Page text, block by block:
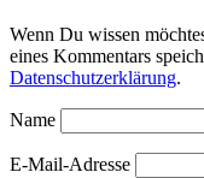
Wenn Du wissen
eines Kommentars
Datenschutzerklärung.
Name
E-Mail-Adresse